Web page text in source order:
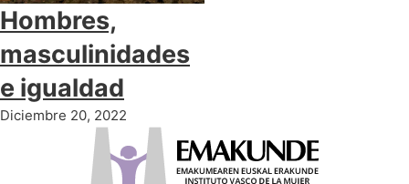
Hombres,
masculinidades
e igualdad
Diciembre 20, 2022